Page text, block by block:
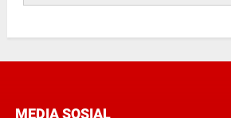
MEDIA SOSIAL